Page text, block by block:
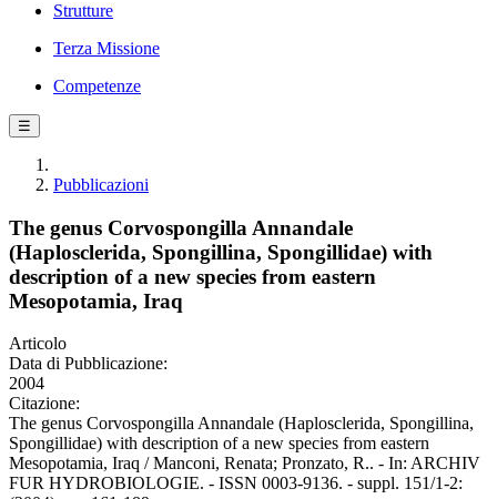
Strutture
Terza Missione
Competenze
☰
Pubblicazioni
The genus Corvospongilla Annandale
(Haplosclerida, Spongillina, Spongillidae) with
description of a new species from eastern
Mesopotamia, Iraq
Articolo
Data di Pubblicazione:
2004
Citazione:
The genus Corvospongilla Annandale (Haplosclerida, Spongillina,
Spongillidae) with description of a new species from eastern
Mesopotamia, Iraq / Manconi, Renata; Pronzato, R.. - In: ARCHIV
FUR HYDROBIOLOGIE. - ISSN 0003-9136. - suppl. 151/1-2: